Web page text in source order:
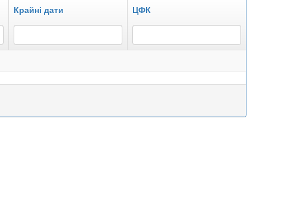
Крайні дати ЦФК